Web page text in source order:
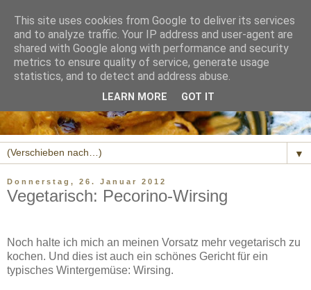
▼
Donnerstag, 26. Januar 2012
Vegetarisch: Pecorino-Wirsing
Noch halte ich mich an meinen Vorsatz mehr vegetarisch zu
kochen. Und dies ist auch ein schönes Gericht für ein
typisches Wintergemüse: Wirsing.
This site uses cookies from Google to deliver its services
and to analyze traffic. Your IP address and user-agent are
shared with Google along with performance and security
metrics to ensure quality of service, generate usage
statistics, and to detect and address abuse.
LEARN MORE GOT IT